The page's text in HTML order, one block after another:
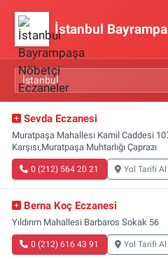
İstanbul
Sevda Eczanesi
Muratpaşa Mahallesi Kamil Caddesi
Karşısı,Muratpaşa Muhtarlığı Çaprazı
0 (212) 564 20 21 Yol Tarifi Al
Berna Koç Eczanesi
Yıldırım Mahallesi Barbaros Sokak 56
0 (212) 616 43 91 Yol Tarifi Al